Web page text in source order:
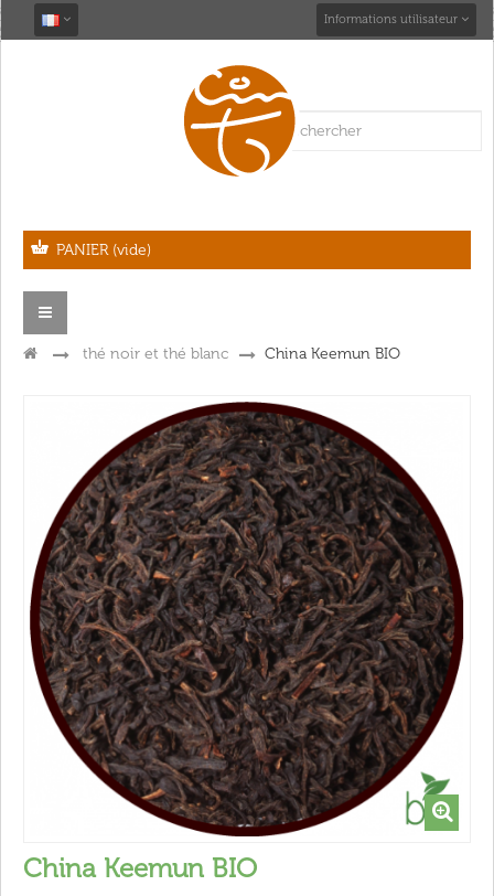
Informations utilisateur
PANIER (vide)
Navigation
bascule
>
thé noir et thé blanc > China Keemun BIO
China Keemun BIO